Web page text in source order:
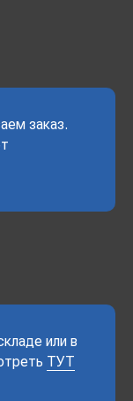
заказ.
или в
ТУТ